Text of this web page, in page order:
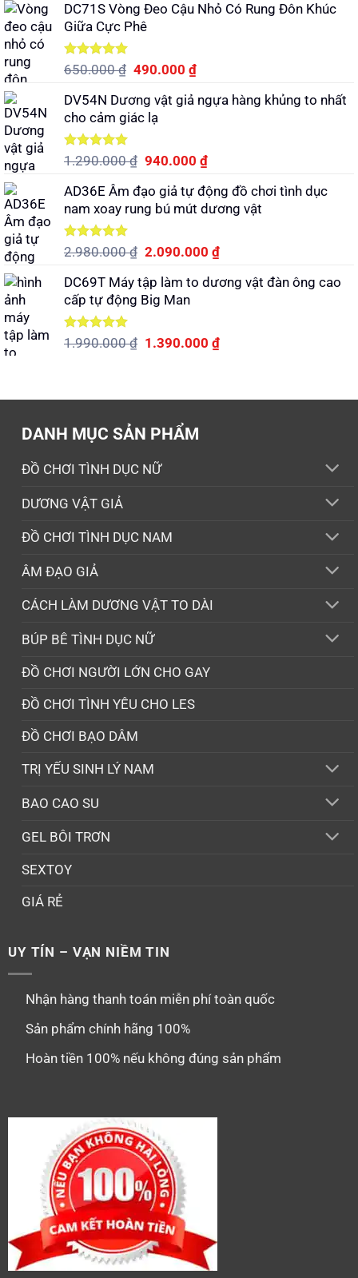
là:
690.000 ₫.
tại
DC71S Vòng Đeo Cậu Nhỏ Có Rung Đôn Khúc
Giữa Cực Phê
Được xếp
5 sao
650.000₫ Giá
là:
650.000 ₫.
490.000₫Giá
tại
DV54N Dương vật giả ngựa hàng khủng to nhất
cho cảm giác lạ
Được xếp
5 sao
1.290.000₫ Giá
là:
1.290.000 ₫.
940.000₫Giá
tại
là:
AD36E Âm đạo giả tự động đồ chơi tình dục
nam xoay rung bú mút dương vật
Được xếp
5 sao
2.980.000₫ Giá
là:
2.980.000 ₫.
2.090.000₫Giá
tại
DC69T Máy tập làm to dương vật đàn ông cao
cấp tự động Big Man
Được xếp
1.990.000₫ Giá
1.390.000₫Giá
DANH MỤC SẢN PHẨM
ĐỒ CHƠI TÌNH DỤC NỮ
DƯƠNG VẬT GIẢ
ĐỒ CHƠI TÌNH DỤC NAM
ÂM ĐẠO GIẢ
CÁCH LÀM DƯƠNG VẬT TO DÀI
BÚP BÊ TÌNH DỤC NỮ
ĐỒ CHƠI NGƯỜI LỚN CHO GAY
ĐỒ CHƠI TÌNH YÊU CHO LES
ĐỒ CHƠI BẠO DÂM
TRỊ YẾU SINH LÝ NAM
BAO CAO SU
GEL BÔI TRƠN
SEXTOY
GIÁ RẺ
UY TÍN – VẠN NIỀM TIN
Nhận hàng thanh toán miễn phí toàn quốc
Sản phẩm chính hãng 100%
Hoàn tiền 100% nếu không đúng sản phẩm